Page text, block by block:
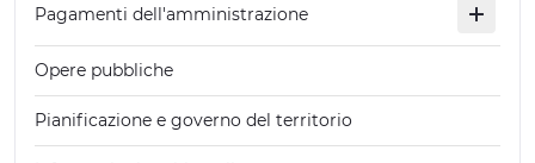
Pagamenti dell'amministrazione
Opere pubbliche
Pianificazione e governo del territorio